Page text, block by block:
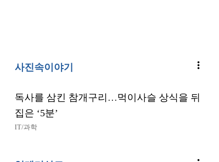
사진속이야기 more_vert
독사를 삼킨 참개구리…먹이사슬 상식을 뒤
집은 ‘5분’
IT/과학